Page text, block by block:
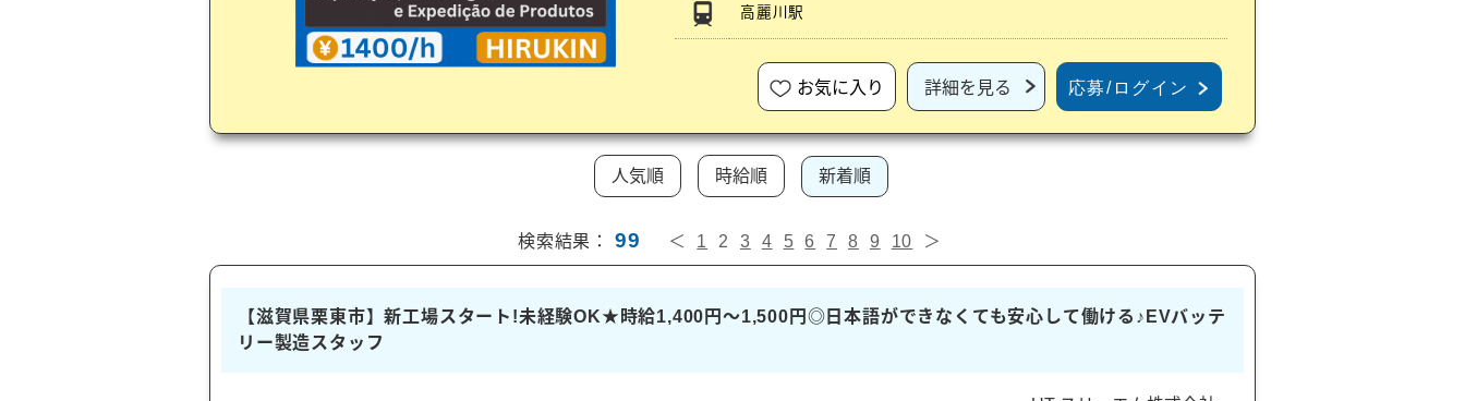
高麗川駅
お気に入り 詳細を見る 応募/ログイン
人気順 時給順 新着順
検索結果： 99 ＜ 1 2 3 4 5 6 7 8 9 10 ＞
【滋賀県栗東市】新工場スタート!未経験OK★時給1,400円～1,500円◎日本語ができなくても安心して働ける♪EVバッテ
リー製造スタッフ